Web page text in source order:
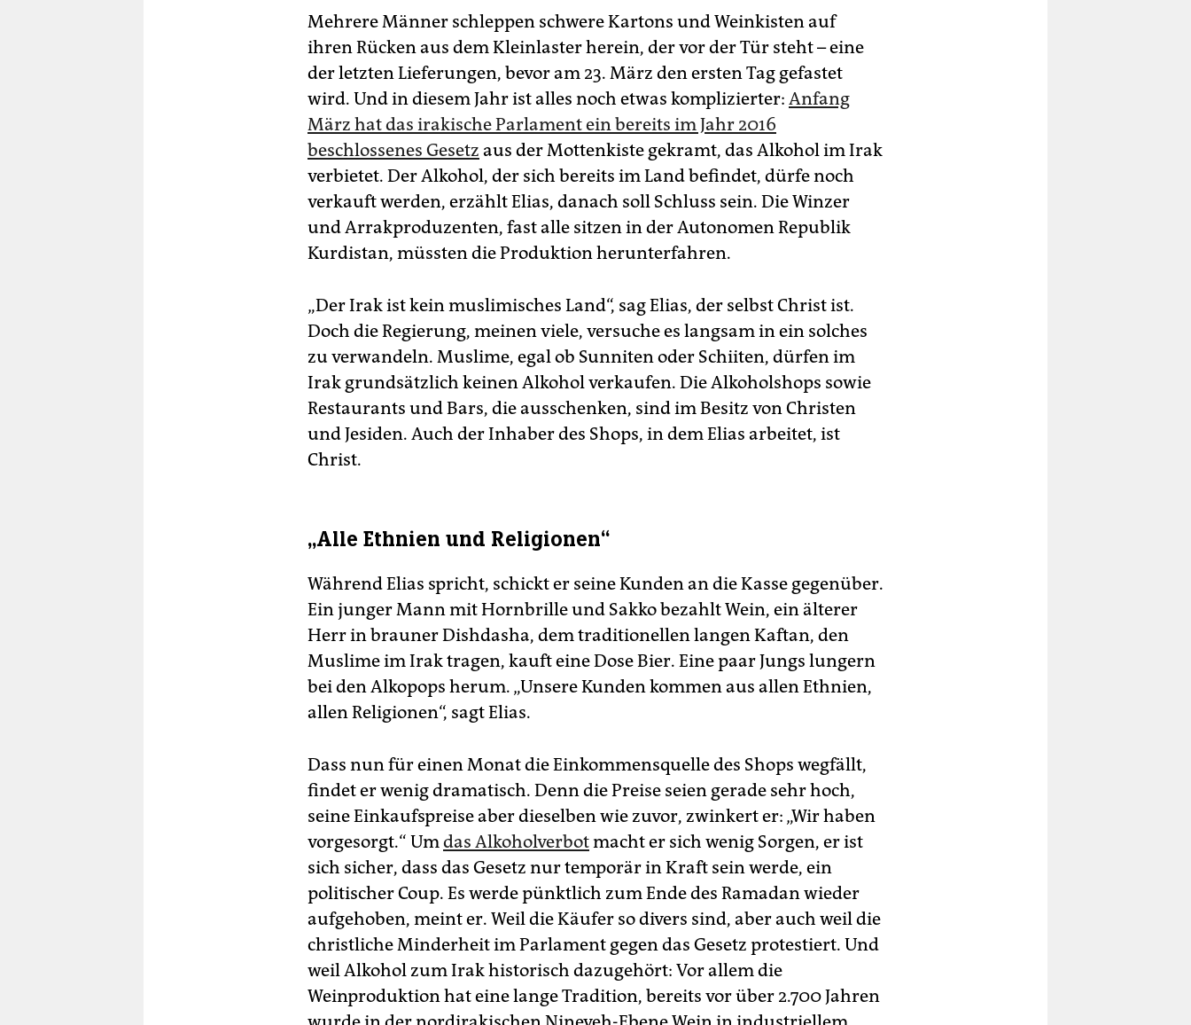
Mehrere Männer schleppen schwere Kartons und Weinkisten auf
ihren Rücken aus dem Kleinlaster herein, der vor der Tür steht – eine
der letzten Lieferungen, bevor am 23. März den ersten Tag gefastet
wird. Und in diesem Jahr ist alles noch etwas komplizierter: Anfang
März hat das irakische Parlament ein bereits im Jahr 2016
beschlossenes Gesetz aus der Mottenkiste gekramt, das Alkohol im Irak
verbietet. Der Alkohol, der sich bereits im Land befindet, dürfe noch
verkauft werden, erzählt Elias, danach soll Schluss sein. Die Winzer
und Arrakproduzenten, fast alle sitzen in der Autonomen Republik
Kurdistan, müssten die Produktion herunterfahren.
„Der Irak ist kein muslimisches Land“, sag Elias, der selbst Christ ist.
Doch die Regierung, meinen viele, versuche es langsam in ein solches
zu verwandeln. Muslime, egal ob Sunniten oder Schiiten, dürfen im
Irak grundsätzlich keinen Alkohol verkaufen. Die Alkoholshops sowie
Restaurants und Bars, die ausschenken, sind im Besitz von Christen
und Jesiden. Auch der Inhaber des Shops, in dem Elias arbeitet, ist
Christ.
„Alle Ethnien und Religionen“
Während Elias spricht, schickt er seine Kunden an die Kasse gegenüber.
Ein junger Mann mit Hornbrille und Sakko bezahlt Wein, ein älterer
Herr in brauner Dishdasha, dem traditionellen langen Kaftan, den
Muslime im Irak tragen, kauft eine Dose Bier. Eine paar Jungs lungern
bei den Alkopops herum. „Unsere Kunden kommen aus allen Ethnien,
allen Religionen“, sagt Elias.
Dass nun für einen Monat die Einkommensquelle des Shops wegfällt,
findet er wenig dramatisch. Denn die Preise seien gerade sehr hoch,
seine Einkaufspreise aber dieselben wie zuvor, zwinkert er: „Wir haben
vorgesorgt.“ Umdas Alkoholverbotmacht er sich wenig Sorgen, er ist
sich sicher, dass das Gesetz nur temporär in Kraft sein werde, ein
politischer Coup. Es werde pünktlich zum Ende des Ramadan wieder
aufgehoben, meint er. Weil die Käufer so divers sind, aber auch weil die
christliche Minderheit im Parlament gegen das Gesetz protestiert. Und
weil Alkohol zum Irak historisch dazugehört: Vor allem die
Weinproduktion hat eine lange Tradition, bereits vor über 2.700 Jahren